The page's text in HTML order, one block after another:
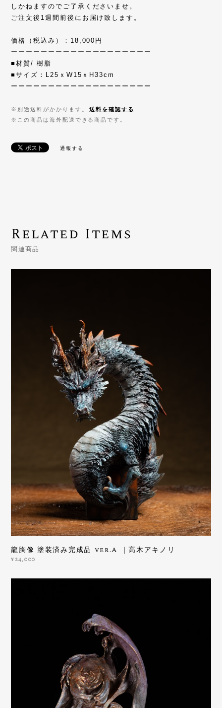
しかねますのでご了承くださいませ。
ご注文後1週間前後にお届け致します。
価格（税込み）：18,000円
ーーーーーーーーーーーーーーーーーーー
■材質/ 樹脂
■サイズ：L25ｘW15ｘH33cm
ーーーーーーーーーーーーーーーーーーー
※別途送料がかかります。
送料を確認する
※この商品は海外配送できる商品です。
通報する
Related Items
関連商品
龍胸像 塗装済み完成品 ver.A ｜高木アキノリ
¥24,000